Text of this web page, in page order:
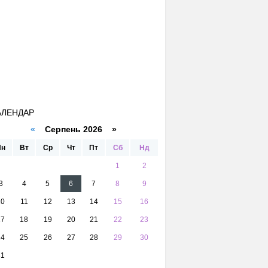
« Серпень 2026 »
Вт Ср Чт Пт Сб Нд
1 2
4 5 6 7 8 9
11 12 13 14 15 16
18 19 20 21 22 23
25 26 27 28 29 30